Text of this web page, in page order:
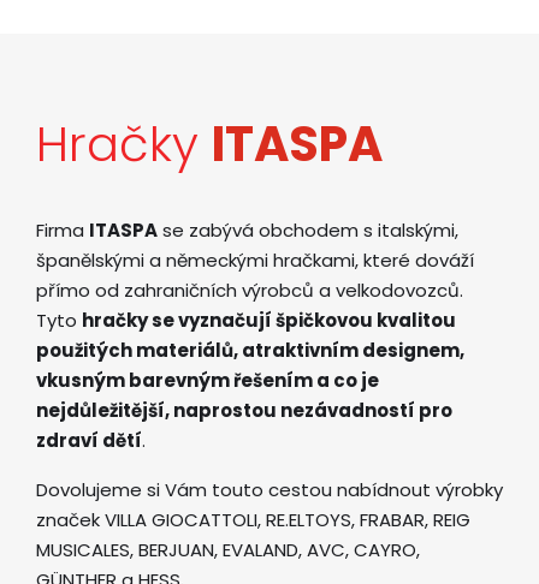
Hračky ITASPA
Firma ITASPAse zabývá obchodem s italskými,
španělskými a německými hračkami, které dováží
přímo od zahraničních výrobců a velkodovozců.
Tyto hračky se vyznačují špičkovou kvalitou
použitých materiálů, atraktivním designem,
vkusným barevným řešením a co je
nejdůležitější, naprostou nezávadností pro
zdraví dětí.
Dovolujeme si Vám touto cestou nabídnout výrobky
značek VILLA GIOCATTOLI, RE.ELTOYS, FRABAR, REIG
MUSICALES, BERJUAN, EVALAND, AVC, CAYRO,